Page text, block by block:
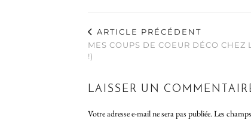
ARTICLE PRÉCÉDENT
MES COUPS DE COEUR DÉCO
!)
LAISSER UN
Votre adresse e-mail ne sera pas publiée.Les